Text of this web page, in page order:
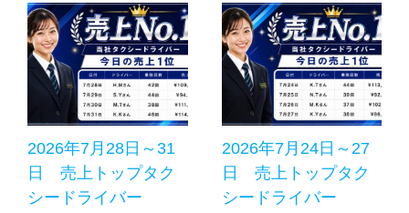
2026年7月28日～31
日 売上トップタク
シードライバー
2026年7月24日～27
日 売上トップタク
シードライバー